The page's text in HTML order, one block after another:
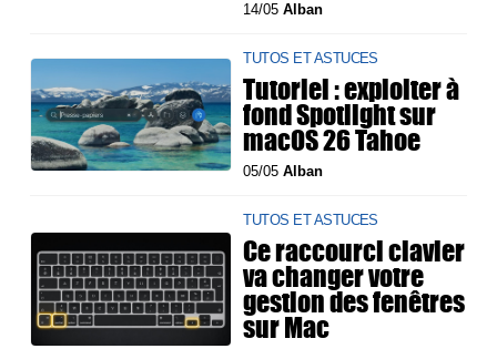
14/05Alban
TUTOS ET ASTUCES
Tutoriel : exploiter à
fond Spotlight sur
macOS 26 Tahoe
05/05Alban
TUTOS ET ASTUCES
Ce raccourci clavier
va changer votre
gestion des fenêtres
sur Mac